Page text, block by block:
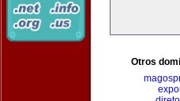
Otros